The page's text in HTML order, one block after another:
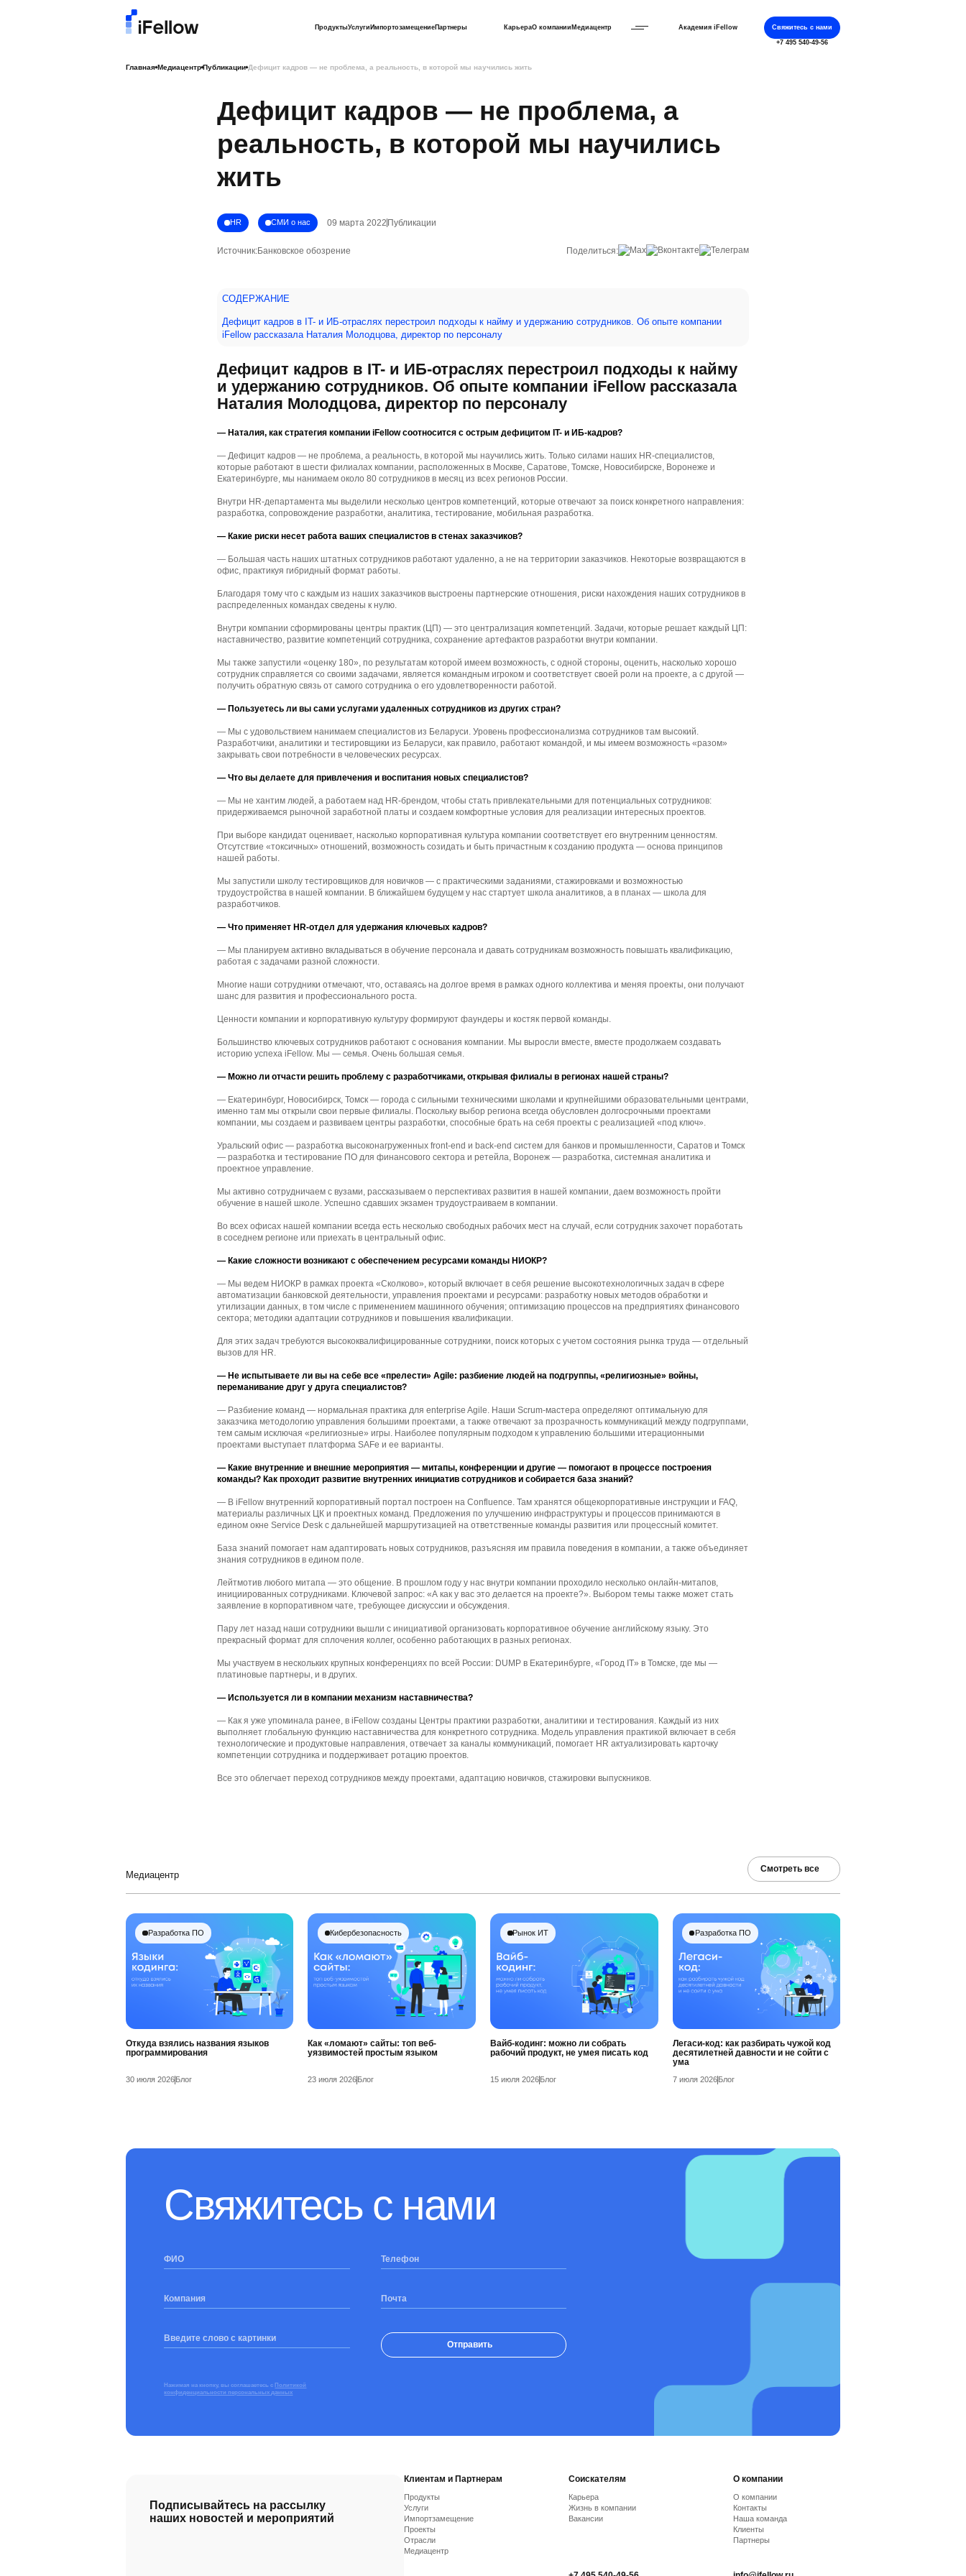
ПродуктыУслугиИмпортозамещениеПартнеры КарьераО компанииМедиацентр Академия iFellow
Свяжитесь с нами
+7 495 540-49-56
Главная Медиацентр Публикации Дефицит кадров — не проблема, а реальность, в которой мы научились жить
Дефицит кадров — не проблема, а
реальность, в которой мы научились
жить
HR СМИ о нас 09 марта 2022 Публикации
Источник:Банковское обозрение Поделиться:
СОДЕРЖАНИЕ
Дефицит кадров в IT- и ИБ-отраслях перестроил подходы к найму и удержанию сотрудников. Об опыте компании
iFellow рассказала Наталия Молодцова, директор по персоналу
Дефицит кадров в IT- и ИБ-отраслях перестроил подходы к найму
и удержанию сотрудников. Об опыте компании iFellow рассказала
Наталия Молодцова, директор по персоналу
— Наталия, как стратегия компании iFellow соотносится с острым дефицитом IT- и ИБ-кадров?
— Дефицит кадров — не проблема, а реальность, в которой мы научились жить. Только силами наших HR-специалистов,
которые работают в шести филиалах компании, расположенных в Москве, Саратове, Томске, Новосибирске, Воронеже и
Екатеринбурге, мы нанимаем около 80 сотрудников в месяц из всех регионов России.
Внутри HR-департамента мы выделили несколько центров компетенций, которые отвечают за поиск конкретного направления:
разработка, сопровождение разработки, аналитика, тестирование, мобильная разработка.
— Какие риски несет работа ваших специалистов в стенах заказчиков?
— Большая часть наших штатных сотрудников работают удаленно, а не на территории заказчиков. Некоторые возвращаются в
офис, практикуя гибридный формат работы.
Благодаря тому что с каждым из наших заказчиков выстроены партнерские отношения, риски нахождения наших сотрудников в
распределенных командах сведены к нулю.
Внутри компании сформированы центры практик (ЦП) — это централизация компетенций. Задачи, которые решает каждый ЦП:
наставничество, развитие компетенций сотрудника, сохранение артефактов разработки внутри компании.
Мы также запустили «оценку 180», по результатам которой имеем возможность, с одной стороны, оценить, насколько хорошо
сотрудник справляется со своими задачами, является командным игроком и соответствует своей роли на проекте, а с другой —
получить обратную связь от самого сотрудника о его удовлетворенности работой.
— Пользуетесь ли вы сами услугами удаленных сотрудников из других стран?
— Мы с удовольствием нанимаем специалистов из Беларуси. Уровень профессионализма сотрудников там высокий.
Разработчики, аналитики и тестировщики из Беларуси, как правило, работают командой, и мы имеем возможность «разом»
закрывать свои потребности в человеческих ресурсах.
— Что вы делаете для привлечения и воспитания новых специалистов?
— Мы не хантим людей, а работаем над HR-брендом, чтобы стать привлекательными для потенциальных сотрудников:
придерживаемся рыночной заработной платы и создаем комфортные условия для реализации интересных проектов.
При выборе кандидат оценивает, насколько корпоративная культура компании соответствует его внутренним ценностям.
Отсутствие «токсичных» отношений, возможность созидать и быть причастным к созданию продукта — основа принципов
нашей работы.
Мы запустили школу тестировщиков для новичков — с практическими заданиями, стажировками и возможностью
трудоустройства в нашей компании. В ближайшем будущем у нас стартует школа аналитиков, а в планах — школа для
разработчиков.
— Что применяет HR-отдел для удержания ключевых кадров?
— Мы планируем активно вкладываться в обучение персонала и давать сотрудникам возможность повышать квалификацию,
работая с задачами разной сложности.
Многие наши сотрудники отмечают, что, оставаясь на долгое время в рамках одного коллектива и меняя проекты, они получают
шанс для развития и профессионального роста.
Ценности компании и корпоративную культуру формируют фаундеры и костяк первой команды.
Большинство ключевых сотрудников работают с основания компании. Мы выросли вместе, вместе продолжаем создавать
историю успеха iFellow. Мы — семья. Очень большая семья.
— Можно ли отчасти решить проблему с разработчиками, открывая филиалы в регионах нашей страны?
— Екатеринбург, Новосибирск, Томск — города с сильными техническими школами и крупнейшими образовательными центрами,
именно там мы открыли свои первые филиалы. Поскольку выбор региона всегда обусловлен долгосрочными проектами
компании, мы создаем и развиваем центры разработки, способные брать на себя проекты с реализацией «под ключ».
Уральский офис — разработка высоконагруженных front-end и back-end систем для банков и промышленности, Саратов и Томск
— разработка и тестирование ПО для финансового сектора и ретейла, Воронеж — разработка, системная аналитика и
проектное управление.
Мы активно сотрудничаем с вузами, рассказываем о перспективах развития в нашей компании, даем возможность пройти
обучение в нашей школе. Успешно сдавших экзамен трудоустраиваем в компании.
Во всех офисах нашей компании всегда есть несколько свободных рабочих мест на случай, если сотрудник захочет поработать
в соседнем регионе или приехать в центральный офис.
— Какие сложности возникают с обеспечением ресурсами команды НИОКР?
— Мы ведем НИОКР в рамках проекта «Сколково», который включает в себя решение высокотехнологичных задач в сфере
автоматизации банковской деятельности, управления проектами и ресурсами: разработку новых методов обработки и
утилизации данных, в том числе с применением машинного обучения; оптимизацию процессов на предприятиях финансового
сектора; методики адаптации сотрудников и повышения квалификации.
Для этих задач требуются высококвалифицированные сотрудники, поиск которых с учетом состояния рынка труда — отдельный
вызов для HR.
— Не испытываете ли вы на себе все «прелести» Agile: разбиение людей на подгруппы, «религиозные» войны,
переманивание друг у друга специалистов?
— Разбиение команд — нормальная практика для enterprise Agile. Наши Scrum-мастера определяют оптимальную для
заказчика методологию управления большими проектами, а также отвечают за прозрачность коммуникаций между подгруппами,
тем самым исключая «религиозные» игры. Наиболее популярным подходом к управлению большими итерационными
проектами выступает платформа SAFe и ее варианты.
— Какие внутренние и внешние мероприятия — митапы, конференции и другие — помогают в процессе построения
команды? Как проходит развитие внутренних инициатив сотрудников и собирается база знаний?
— В iFellow внутренний корпоративный портал построен на Confluence. Там хранятся общекорпоративные инструкции и FAQ,
материалы различных ЦК и проектных команд. Предложения по улучшению инфраструктуры и процессов принимаются в
едином окне Service Desk с дальнейшей маршрутизацией на ответственные команды развития или процессный комитет.
База знаний помогает нам адаптировать новых сотрудников, разъясняя им правила поведения в компании, а также объединяет
знания сотрудников в едином поле.
Лейтмотив любого митапа — это общение. В прошлом году у нас внутри компании проходило несколько онлайн-митапов,
инициированных сотрудниками. Ключевой запрос: «А как у вас это делается на проекте?». Выбором темы также может стать
заявление в корпоративном чате, требующее дискуссии и обсуждения.
Пару лет назад наши сотрудники вышли с инициативой организовать корпоративное обучение английскому языку. Это
прекрасный формат для сплочения коллег, особенно работающих в разных регионах.
Мы участвуем в нескольких крупных конференциях по всей России: DUMP в Екатеринбурге, «Город IT» в Томске, где мы —
платиновые партнеры, и в других.
— Используется ли в компании механизм наставничества?
— Как я уже упоминала ранее, в iFellow созданы Центры практики разработки, аналитики и тестирования. Каждый из них
выполняет глобальную функцию наставничества для конкретного сотрудника. Модель управления практикой включает в себя
технологические и продуктовые направления, отвечает за каналы коммуникаций, помогает HR актуализировать карточку
компетенции сотрудника и поддерживает ротацию проектов.
Все это облегчает переход сотрудников между проектами, адаптацию новичков, стажировки выпускников.
Медиацентр
Смотреть все
Разработка ПО
Откуда взялись названия языков
программирования
30 июля 2026 Блог
Кибербезопасность
Как «ломают» сайты: топ веб-
уязвимостей простым языком
23 июля 2026 Блог
Рынок ИТ
Вайб-кодинг: можно ли собрать
рабочий продукт, не умея писать код
15 июля 2026 Блог
Разработка ПО
Легаси-код: как разбирать чужой код
десятилетней давности и не сойти с
ума
7 июля 2026 Блог
Свяжитесь с нами
ФИО Телефон
Компания Почта
Введите слово с картинки
Отправить
Нажимая на кнопку, вы соглашаетесь с Политикой
конфиденциальности персональных данных
Подписывайтесь на рассылку
наших новостей и мероприятий
Клиентам и Партнерам
Продукты
Услуги
Импортзамещение
Проекты
Отрасли
Медиацентр
Соискателям
Карьера
Жизнь в компании
Вакансии
О компании
О компании
Контакты
Наша команда
Клиенты
Партнеры